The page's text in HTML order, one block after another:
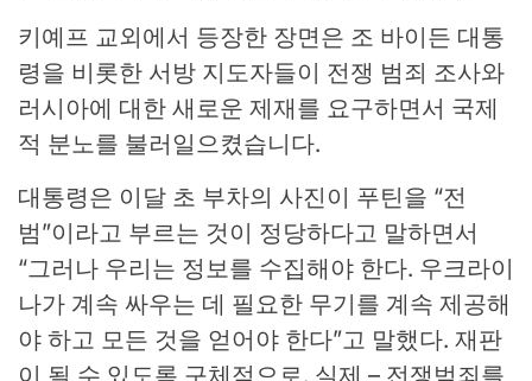
키예프 교외에서 등장한 장면은 조 바이든 대통
령을 비롯한 서방 지도자들이 전쟁 범죄 조사와
러시아에 대한 새로운 제재를 요구하면서 국제
적 분노를 불러일으켰습니다.
대통령은 이달 초 부차의 사진이 푸틴을 “전
범”이라고 부르는 것이 정당하다고 말하면서
“그러나 우리는 정보를 수집해야 한다. 우크라이
나가 계속 싸우는 데 필요한 무기를 계속 제공해
야 하고 모든 것을 얻어야 한다”고 말했다. 재판